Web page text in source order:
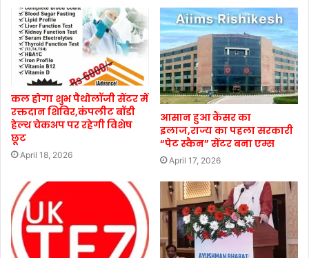
कल होगा शुभ पैथोलॉजी सेंटर में
रक्तदान शिविर,कंपलीट बॉडी
हेल्थ चेकअप पर रहेगी विशेष
छूट
April 18, 2026
आसान हुआ कैंसर का
इलाज,राज्य का पहला सरकारी
“पेट स्कैन” सेंटर बना एम्स
April 17, 2026